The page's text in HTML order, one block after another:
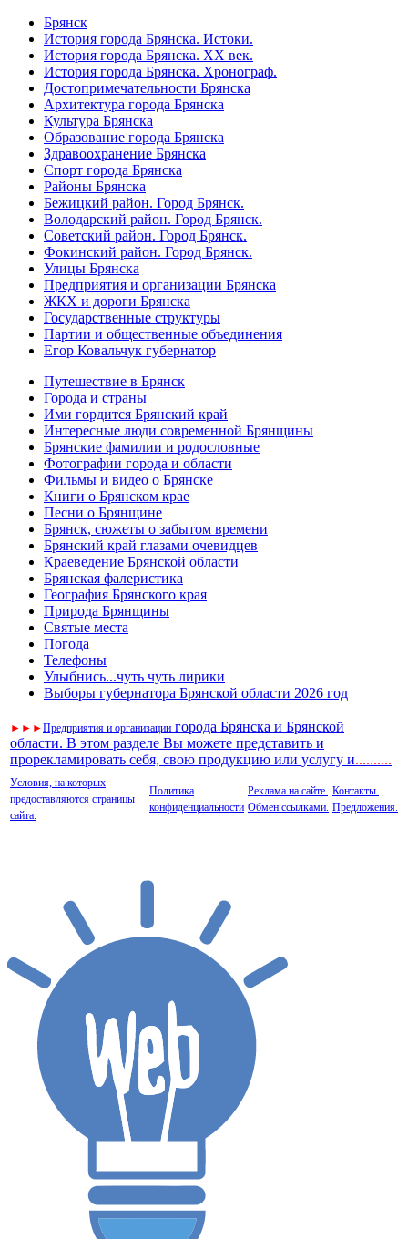
Брянск
История города Брянска. Истоки.
История города Брянска. XX век.
История города Брянска. Хронограф.
Достопримечательности Брянска
Архитектура города Брянска
Культура Брянска
Образование города Брянска
Здравоохранение Брянска
Спорт города Брянска
Районы Брянска
Бежицкий район. Город Брянск.
Володарский район. Город Брянск.
Советский район. Город Брянск.
Фокинский район. Город Брянск.
Улицы Брянска
Предприятия и организации Брянска
ЖКХ и дороги Брянска
Государственные структуры
Партии и общественные объединения
Егор Ковальчук губернатор
Путешествие в Брянск
Города и страны
Ими гордится Брянский край
Интересные люди современной Брянщины
Брянские фамилии и родословные
Фотографии города и области
Фильмы и видео о Брянске
Книги о Брянском крае
Песни о Брянщине
Брянск, сюжеты о забытом времени
Брянский край глазами очевидцев
Краеведение Брянской области
Брянская фалеристика
География Брянского края
Природа Брянщины
Святые места
Погода
Телефоны
Улыбнись...чуть чуть лирики
Выборы губернатора Брянской области 2026 год
► ► ►Предприятия и организации города Брянска и Брянской
области. В этом разделе Вы можете представить и
прорекламировать себя, свою продукцию или услугу и..........
Условия, на которых
предоставляются страницы
сайта.
Политика
конфиденциальности
Реклама на сайте.
Обмен ссылками.
Контакты.
Предложения.